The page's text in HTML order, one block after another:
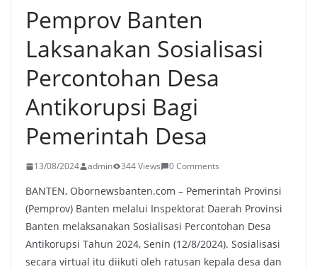
Pemprov Banten
Laksanakan Sosialisasi
Percontohan Desa
Antikorupsi Bagi
Pemerintah Desa
13/08/2024 admin 344 Views 0 Comments
BANTEN, Obornewsbanten.com – Pemerintah Provinsi
(Pemprov) Banten melalui Inspektorat Daerah Provinsi
Banten melaksanakan Sosialisasi Percontohan Desa
Antikorupsi Tahun 2024, Senin (12/8/2024). Sosialisasi
secara virtual itu diikuti oleh ratusan kepala desa dan